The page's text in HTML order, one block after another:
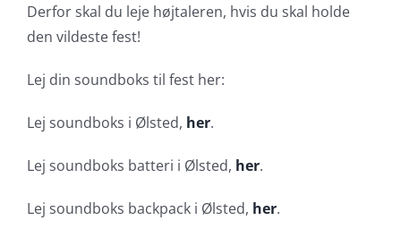
Derfor skal du leje højtaleren, hvis du skal holde
den vildeste fest!
Lej din soundboks til fest her:
Lej soundboks i Ølsted, her.
Lej soundboks batteri i Ølsted, her.
Lej soundboks backpack i Ølsted, her.